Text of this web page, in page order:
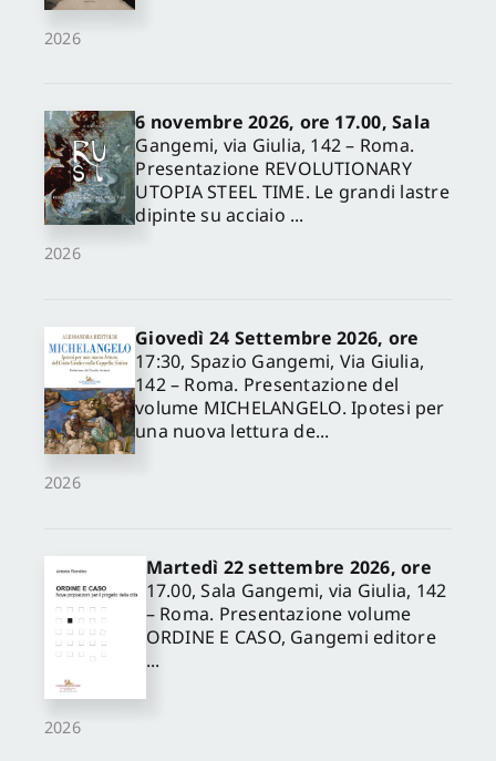
2026
2026
6 novembre 2026, ore 17.00, Sala
Gangemi, via Giulia, 142 – Roma.
Presentazione REVOLUTIONARY
UTOPIA STEEL TIME. Le grandi lastre
dipinte su acciaio ...
2026
Giovedì 24 Settembre 2026, ore
17:30, Spazio Gangemi, Via Giulia,
142 – Roma. Presentazione del
volume MICHELANGELO. Ipotesi per
una nuova lettura de...
2026
Martedì 22 settembre 2026, ore
17.00, Sala Gangemi, via Giulia, 142
– Roma. Presentazione volume
ORDINE E CASO, Gangemi editore
...